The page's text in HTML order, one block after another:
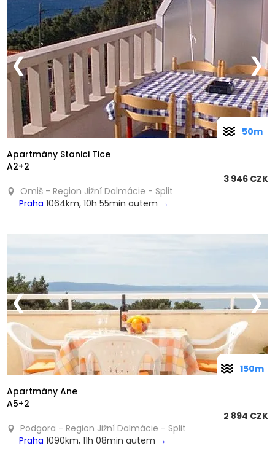
❮ ❯
Apartmány Stanici Tice
A2+2
3 946 CZK
Omiš - Region Jižní Dalmácie - Split
Praha 1064km, 10h 55min autem →
50m
❮ ❯
Apartmány Ane
A5+2
2 894 CZK
Podgora - Region Jižní Dalmácie - Split
Praha 1090km, 11h 08min autem →
150m